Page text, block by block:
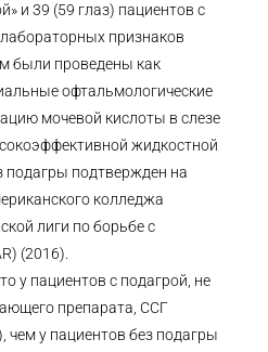
и 39 (59 глаз) пациентов с
признаков
были проведены как
офтальмологические
мочевой кислоты в слезе
жидкостной
подагры подтвержден на
колледжа
лиги по борьбе с
(2016).
у пациентов с подагрой, не
препарата, ССГ
чем у пациентов без подагры